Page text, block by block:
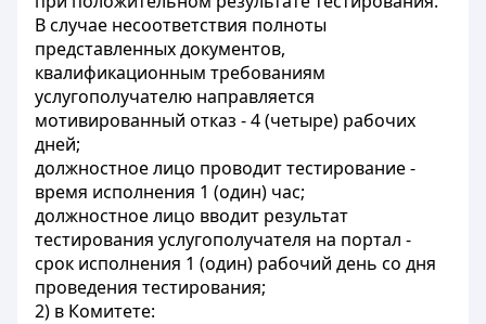
В случае несоответствия полноты
представленных документов,
квалификационным требованиям
услугополучателю направляется
мотивированный отказ - 4 (четыре) рабочих
дней;
должностное лицо проводит тестирование -
время исполнения 1 (один) час;
должностное лицо вводит результат
тестирования услугополучателя на портал -
срок исполнения 1 (один) рабочий день со дня
проведения тестирования;
2) в Комитете: